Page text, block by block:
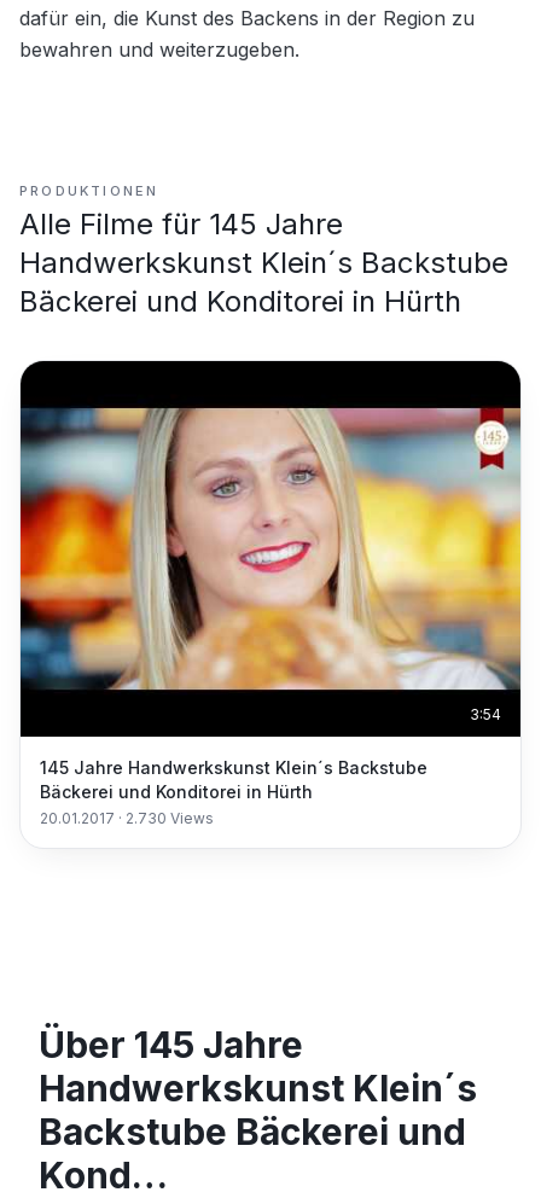
dafür ein, die Kunst des Backens in der Region zu
bewahren und weiterzugeben.
PRODUKTIONEN
Alle Filme für 145 Jahre
Handwerkskunst Klein´s Backstube
Bäckerei und Konditorei in Hürth
3:54
145 Jahre Handwerkskunst Klein´s Backstube
Bäckerei und Konditorei in Hürth
20.01.2017 · 2.730 Views
Über 145 Jahre
Handwerkskunst Klein´s
Backstube Bäckerei und
Kond…